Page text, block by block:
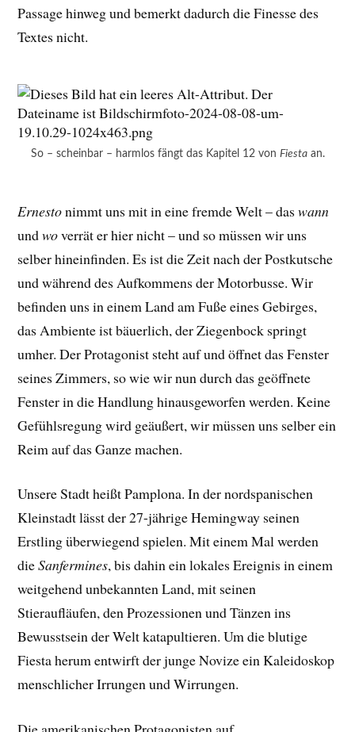
Passage hinweg und bemerkt dadurch die Finesse des
Textes nicht.
So – scheinbar – harmlos fängt das Kapitel 12 von Fiestaan.
Ernestonimmt uns mit in eine fremde Welt – daswann
undwoverrät er hier nicht – und so müssen wir uns
selber hineinfinden. Es ist die Zeit nach der Postkutsche
und während des Aufkommens der Motorbusse. Wir
befinden uns in einem Land am Fuße eines Gebirges,
das Ambiente ist bäuerlich, der Ziegenbock springt
umher. Der Protagonist steht auf und öffnet das Fenster
seines Zimmers, so wie wir nun durch das geöffnete
Fenster in die Handlung hinausgeworfen werden. Keine
Gefühlsregung wird geäußert, wir müssen uns selber ein
Reim auf das Ganze machen.
Unsere Stadt heißt Pamplona. In der nordspanischen
Kleinstadt lässt der 27-jährige Hemingway seinen
Erstling überwiegend spielen. Mit einem Mal werden
dieSanfermines, bis dahin ein lokales Ereignis in einem
weitgehend unbekannten Land, mit seinen
Stieraufläufen, den Prozessionen und Tänzen ins
Bewusstsein der Welt katapultieren. Um die blutige
Fiesta herum entwirft der junge Novize ein Kaleidoskop
menschlicher Irrungen und Wirrungen.